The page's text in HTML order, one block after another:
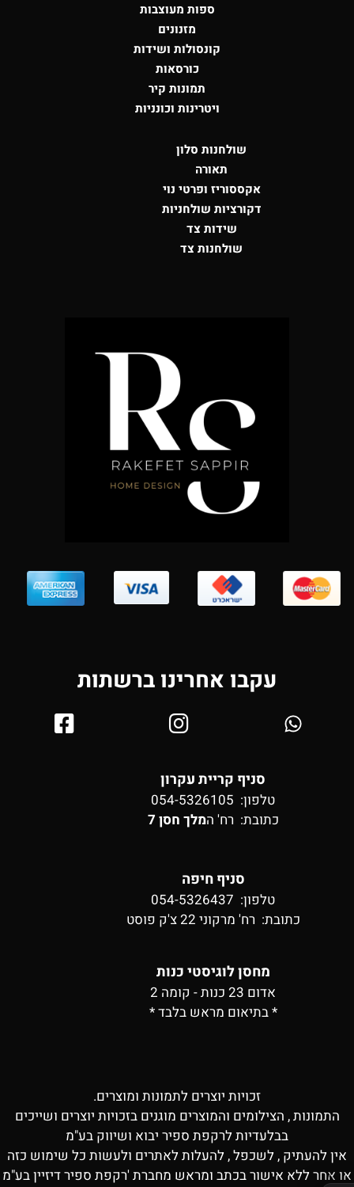
ספות מעוצבות
מזנונים
קונסולות ושידות
כורסאות
תמונות קיר
ויטרינות וכונניות
שולחנות סלון
תאורה
אקססוריז ופרטי נוי
דקורציות שולחניות
שידות צד
שולחנות צד
עקבו אחרינו ברשתות
סניף קריית עקרון
טלפון: 054-5326105
כתובת: רח' המלך חסן 7
סניף חיפה
טלפון: 054-5326437
כתובת: רח' מרקוני 22 צ'ק פוסט
מחסן לוגיסטי כנות
אדום 23 כנות - קומה 2
* בתיאום מראש בלבד *
זכויות יוצרים לתמונות ומוצרים.
התמונות , הצילומים והמוצרים מוגנים בזכויות יוצרים ושייכים
בבלעדיות לרקפת ספיר יבוא ושיווק בע"מ
אין להעתיק , לשכפל , להעלות לאתרים ולעשות כל שימוש כזה
או אחר ללא אישור בכתב ומראש מחברת 'רקפת ספיר דיזיין בע"מ
✕